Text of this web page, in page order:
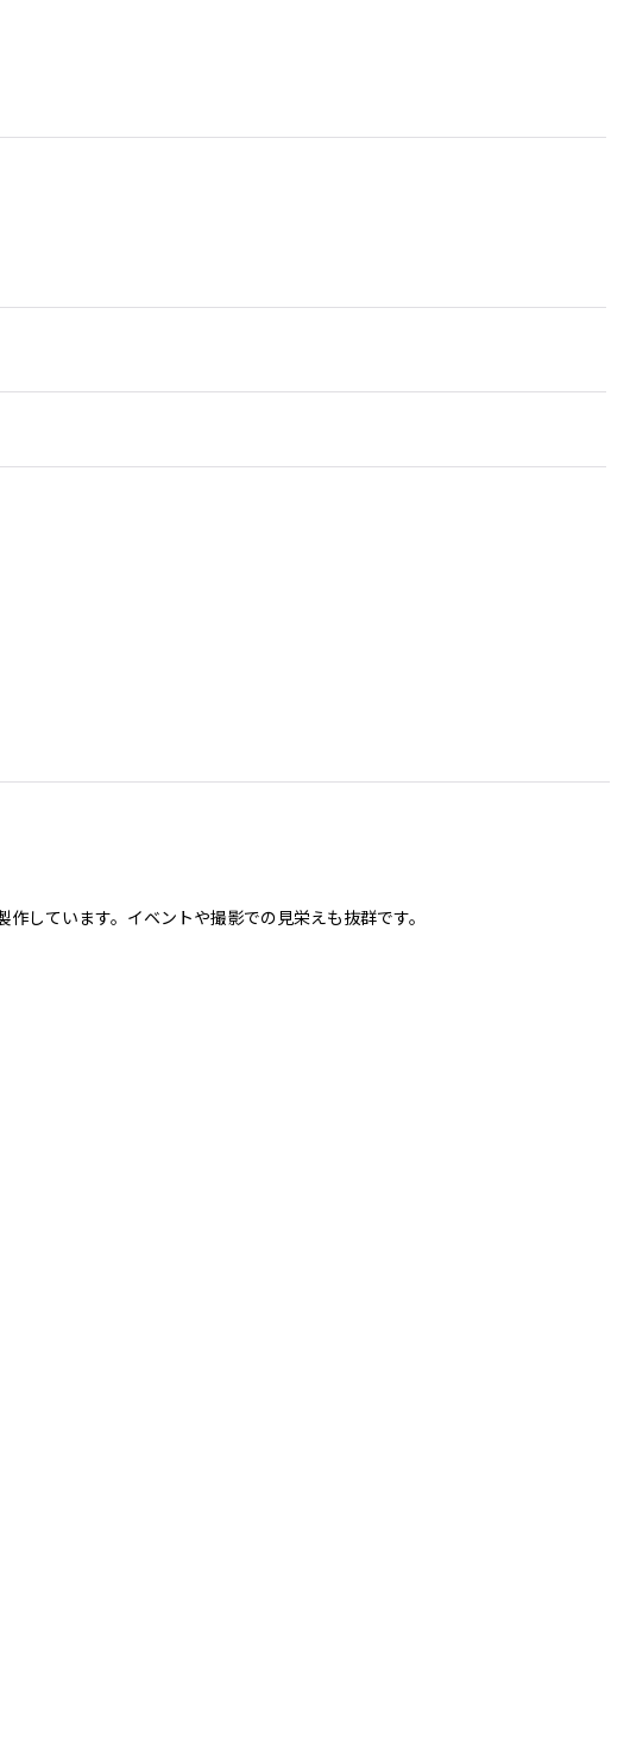
しています。イベントや撮影での見栄えも抜群です。